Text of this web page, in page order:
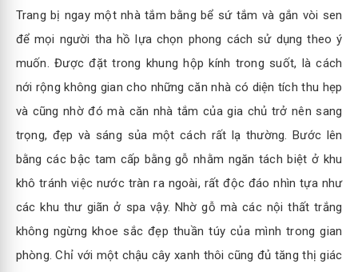
Trang bị ngay một nhà tắm bằng bể sứ tắm và gắn vòi sen
để mọi người tha hồ lựa chọn phong cách sử dụng theo ý
muốn. Được đặt trong khung hộp kính trong suốt, là cách
nới rộng không gian cho những căn nhà có diện tích thu hẹp
và cũng nhờ đó mà căn nhà tắm của gia chủ trở nên sang
trọng, đẹp và sáng sủa một cách rất lạ thường. Bước lên
bằng các bậc tam cấp bằng gỗ nhằm ngăn tách biệt ở khu
khô tránh việc nước tràn ra ngoài, rất độc đáo nhìn tựa như
các khu thư giãn ở spa vậy. Nhờ gỗ mà các nội thất trắng
không ngừng khoe sắc đẹp thuần túy của mình trong gian
phòng. Chỉ với một chậu cây xanh thôi cũng đủ tăng thị giác